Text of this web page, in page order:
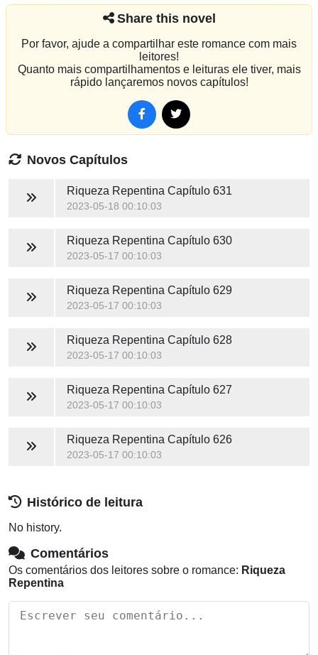
Share this novel
Por favor, ajude a compartilhar este romance com mais
leitores!
Quanto mais compartilhamentos e leituras ele tiver, mais
rápido lançaremos novos capítulos!
Novos Capítulos
Riqueza Repentina Capítulo 631
2023-05-18 00:10:03
Riqueza Repentina Capítulo 630
2023-05-17 00:10:03
Riqueza Repentina Capítulo 629
2023-05-17 00:10:03
Riqueza Repentina Capítulo 628
2023-05-17 00:10:03
Riqueza Repentina Capítulo 627
2023-05-17 00:10:03
Riqueza Repentina Capítulo 626
2023-05-17 00:10:03
Histórico de leitura
No history.
Comentários
Os comentários dos leitores sobre o romance: Riqueza
Repentina